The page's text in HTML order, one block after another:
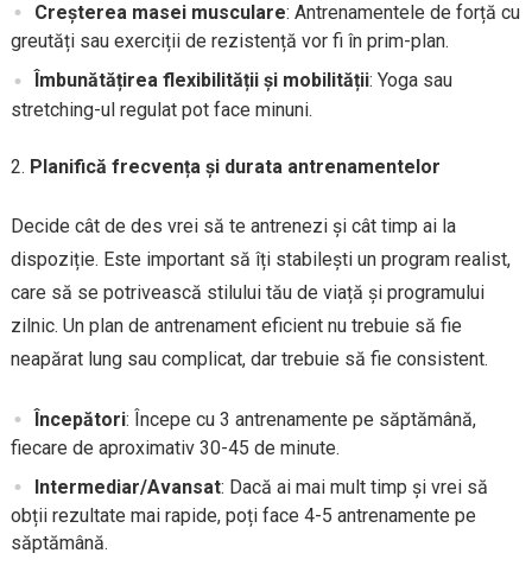
Creșterea masei musculare: Antrenamentele de forță cu
greutăți sau exerciții de rezistență vor fi în prim-plan.
Îmbunătățirea flexibilității și mobilității: Yoga sau
stretching-ul regulat pot face minuni.
Planifică frecvența și durata antrenamentelor
Decide cât de des vrei să te antrenezi și cât timp ai la
dispoziție. Este important să îți stabilești un program realist,
care să se potrivească stilului tău de viață și programului
zilnic. Un plan de antrenament eficient nu trebuie să fie
neapărat lung sau complicat, dar trebuie să fie consistent.
Începători: Începe cu 3 antrenamente pe săptămână,
fiecare de aproximativ 30-45 de minute.
Intermediar/Avansat: Dacă ai mai mult timp și vrei să
obții rezultate mai rapide, poți face 4-5 antrenamente pe
săptămână.